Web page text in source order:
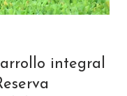
integral